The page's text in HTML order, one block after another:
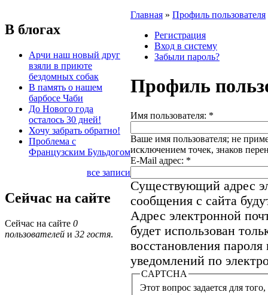
В блогах
Арчи наш новый друг
взяли в приюте
бездомных собак
В память о нашем
барбосе Чаби
До Нового года
осталось 30 дней!
Хочу забрать обратно!
Проблема с
Французским Бульдогом
все записи
Сейчас на сайте
Сейчас на сайте 0
пользователей и 32 гостя.
Главная » Профиль пользователя
Регистрация
Вход в систему
Забыли пароль?
Профиль
Имя пользователя: *
Ваше имя пользователя; не
исключением точек, знаков
E-Mail адрес: *
Существующий адрес
сообщения с сайта
Адрес электронной
будет использован
восстановления
уведомлений по
CAPTCHA
Этот вопрос задается для того,